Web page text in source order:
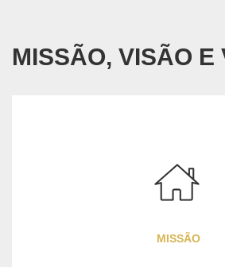
MISSÃO, VISÃO E
MISSÃO